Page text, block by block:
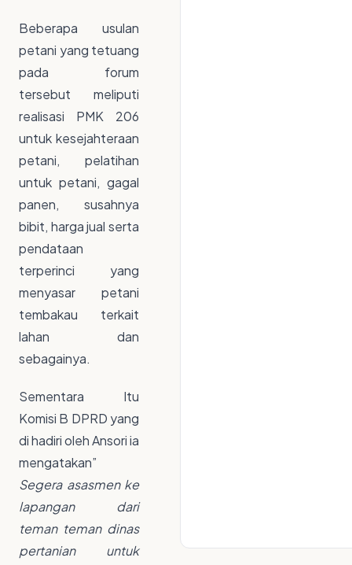
Beberapa usulan
petani yang tetuang
pada forum
tersebut meliputi
realisasi PMK 206
untuk kesejahteraan
petani, pelatihan
untuk petani, gagal
panen, susahnya
bibit, harga jual serta
pendataan
terperinci yang
menyasar petani
tembakau terkait
lahan dan
sebagainya.
Sementara Itu
Komisi B DPRD yang
di hadiri oleh Ansori ia
mengatakan”
Segera asasmen ke
lapangan dari
teman teman dinas
pertanian untuk